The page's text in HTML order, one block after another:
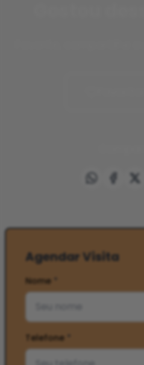
Agendar Visita
Nome *
Telefone *